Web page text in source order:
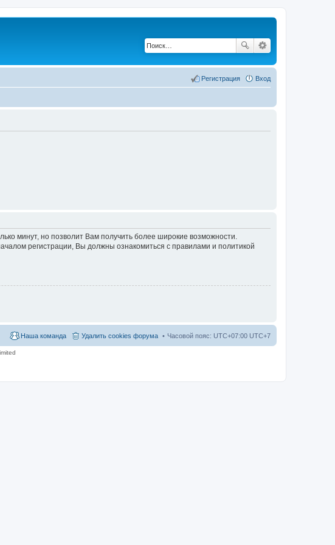
Вход
Регистрация
минут, но позволит Вам получить более широкие возможности.
регистрации, Вы должны ознакомиться с правилами и политикой
Часовой пояс: UTC+07:00 UTC+7
Удалить cookies форума
Наша команда